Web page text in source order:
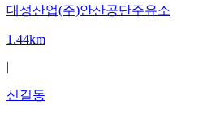
대성산업(주)안산공단주유소
1.44km
|
신길동